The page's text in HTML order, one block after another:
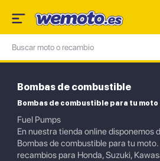
Bombas de combustible
Bombas de combustible para tu moto
Fuel Pumps
En nuestra tienda online disponemos
Bombas de combustible para tu
recambios para Honda, Suzuki,